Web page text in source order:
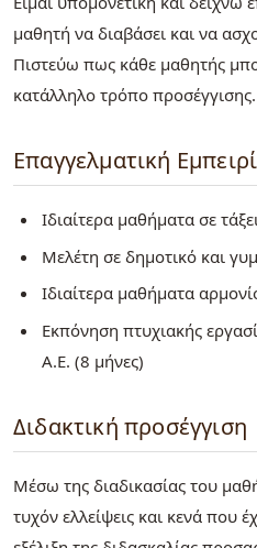
μαθητή να διαβάσει και να
Πιστεύω πως κάθε μαθητής
κατάλληλο τρόπο προσέγγισης.
Επαγγελματική
Ιδιαίτερα μαθήματα σε
Μελέτη σε δημοτικό και
Ιδιαίτερα μαθήματα
Εκπόνηση πτυχιακής
Α.Ε. (8 μήνες)
Διδακτική προσέγγιση
Μέσω της διαδικασίας του
τυχόν ελλείψεις και κενά που